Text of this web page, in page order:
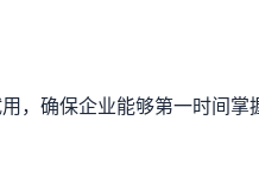
，确保企业能够第一时间掌